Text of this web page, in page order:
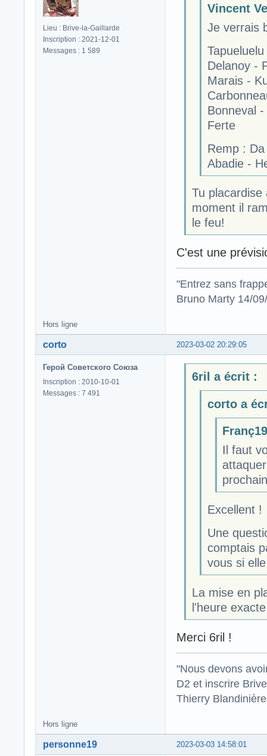
Lieu : Brive-la-Gaillarde
Inscription : 2021-12-01
Messages : 1 589
Vincent
Je verrais
Delanoy -
Marais -
Bonneval
Ferte
Remp :
Abadie -
Tu
moment il
le feu!
C'est une
"Entrez sans
Bruno Marty 14/
Hors ligne
2023-03-02 20:29:05
corto
Герой Советского Союза
Inscription : 2010-10-01
Messages : 7 491
6ril a écrit :
corto a
Il faut
Excellent !
Une
comptais
vous si
La mise en
l'heure
Merci 6ril !
"Nous devons
D2 et inscrire
Thierry
Hors ligne
2023-03-03 14:58:01
personne19